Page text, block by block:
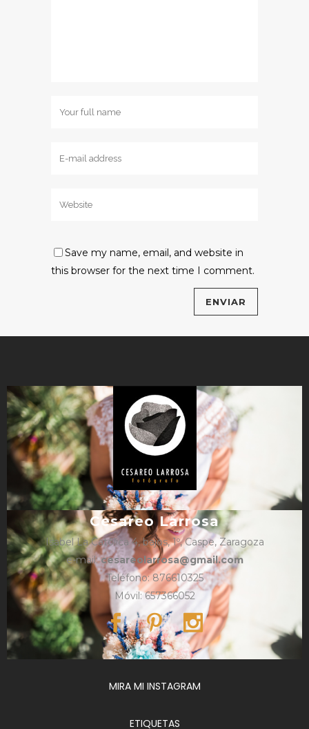
Save my name, email, and website in
this browser for the next time I comment.
Cesareo Larrosa
Isabel La Católica 4, bajos, 1º, Caspe, Zaragoza
e-mail:cesareolarrosa@gmail.com
Teléfono: 876610325
Móvil: 657366052
MIRA MI INSTAGRAM
ETIQUETAS